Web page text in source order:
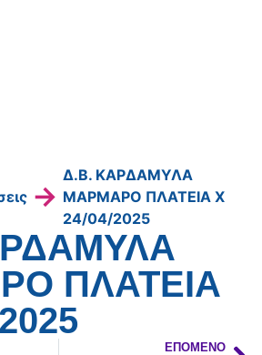
→
Δ.Β. ΚΑΡΔΑΜΥΛΑ
ΜΑΡΜΑΡΟ ΠΛΑΤΕΙΑ Χ
24/04/2025
ΠΛΑΤΕΙΑ
ΕΠΌΜΕΝΟ